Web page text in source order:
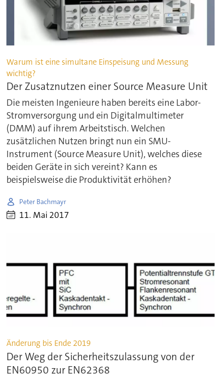
Warum ist eine simultane Einspeisung und Messung
wichtig?
Der Zusatznutzen einer Source Measure Unit
Die meisten Ingenieure haben bereits eine Labor-
Stromversorgung und ein Digitalmultimeter
(DMM) auf ihrem Arbeitstisch. Welchen
zusätzlichen Nutzen bringt nun ein SMU-
Instrument (Source Measure Unit), welches diese
beiden Geräte in sich vereint? Kann es
beispielsweise die Produktivität erhöhen?
Peter Bachmayr
11. Mai 2017
Änderung bis Ende 2019
Der Weg der Sicherheitszulassung von der
EN60950 zur EN62368